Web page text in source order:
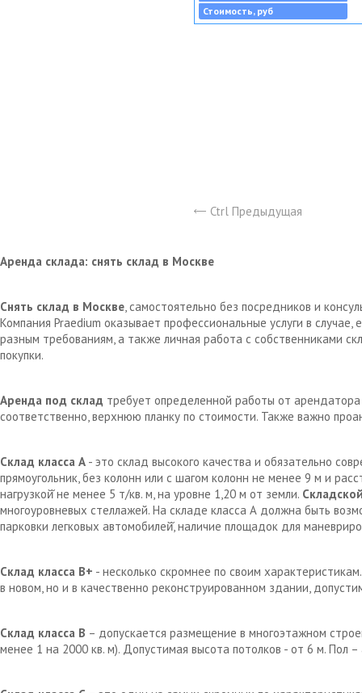
Стоимость, руб
Ctrl Предыдущая
Аренда склада: снять склад в Москве
Снять склад в Москве, самостоятельно без посредников и
Компания Praedium оказывает профессиональные услуги в
разным требованиям, а также личная работа с собственниками
покупки.
Аренда под склад требует определенной работы от
соответственно, верхнюю планку по стоимости. Также важно
Склад класса А - это склад высокого качества и обязательно
прямоугольник, без колонн или с шагом колонн не менее 9 м и
нагрузкой̆ не менее 5 т/кв. м, на уровне 1,20 м от земли.
многоуровневых стеллажей. На складе класса А должна быть
парковки легковых автомобилей̆, наличие площадок для
Склад класса В+ - несколько скромнее по своим
в новом, но и в качественно реконструированном здании,
Склад класса В – допускается размещение в многоэтажном
менее 1 на 2000 кв. м). Допустимая высота потолков - от 6 м. Пол